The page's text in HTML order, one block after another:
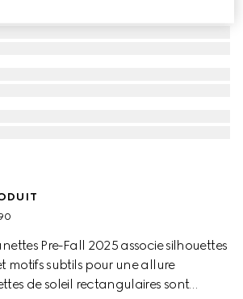
Pre-Fall 2025 associe silhouettes
motifs subtils pour une allure
de soleil rectangulaires sont